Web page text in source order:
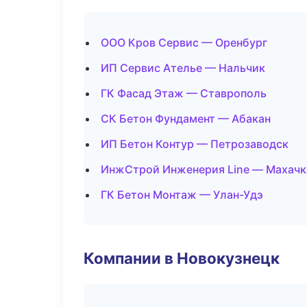
ООО Кров Сервис — Оренбург
ИП Сервис Ателье — Нальчик
ГК Фасад Этаж — Ставрополь
СК Бетон Фундамент — Абакан
ИП Бетон Контур — Петрозаводск
ИнжСтрой Инженерия Line —
ГК Бетон Монтаж — Улан-Удэ
Компании в Новокузнецк